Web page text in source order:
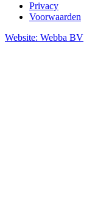
Privacy
Voorwaarden
Website: Webba BV